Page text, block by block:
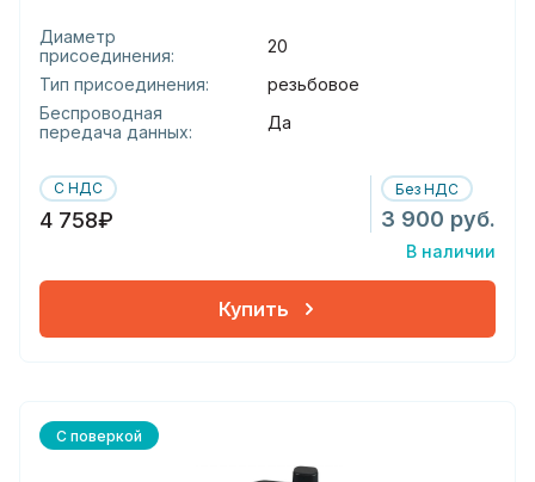
Диаметр
присоединения:
20
Тип присоединения:
резьбовое
Беспроводная
передача данных:
Да
С НДС
4 758₽
Без НДС
3 900 руб.
В наличии
Купить
С поверкой